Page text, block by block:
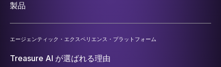
製品
エージェンティック・エクスペリエンス・プラットフォーム
Treasure AI が選ばれる理由